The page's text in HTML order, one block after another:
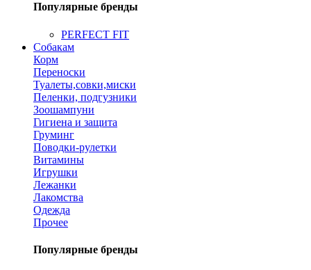
Популярные бренды
PERFECT FIT
Собакам
Корм
Переноски
Туалеты,совки,миски
Пеленки, подгузники
Зоошампуни
Гигиена и защита
Груминг
Поводки-рулетки
Витамины
Игрушки
Лежанки
Лакомства
Одежда
Прочее
Популярные бренды